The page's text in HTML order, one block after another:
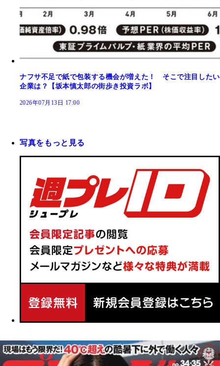
ナフサ不足で紙で包装する機会が増えた！ そこで注目したい
企業は？【坂本慎太郎の街歩き投資ラボ】
2026年07月13日 17:00
写真をもっと見る